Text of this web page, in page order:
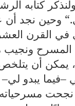
ولنذكر كتابه
“. وحين نجد أن
في القرن
المسرح
يمكن أن
–فيما يبدو
نجحت